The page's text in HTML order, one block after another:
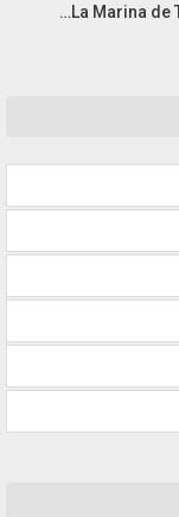
La Marina de